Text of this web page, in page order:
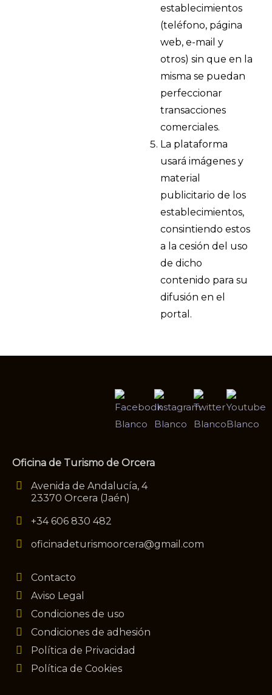
establecimientos
(teléfono, página
web, e-mail y
otros) sin que en la
misma se puedan
perfeccionar
transacciones
comerciales.
La plataforma
usará imágenes y
material
publicitario de los
establecimientos,
consintiendo estos
a la cesión del uso
de dicho
contenido para su
difusión en el
portal.
Oficina de Turismo de Orcera
Avenida de Andalucía, 4
23370 Orcera (Jaén)
+34 606 830 482
oficinadeturismoorcera@gmail.com
Contacto
Aviso Legal
Condiciones de uso
Condiciones de adhesión
Política de Privacidad
Política de Cookies